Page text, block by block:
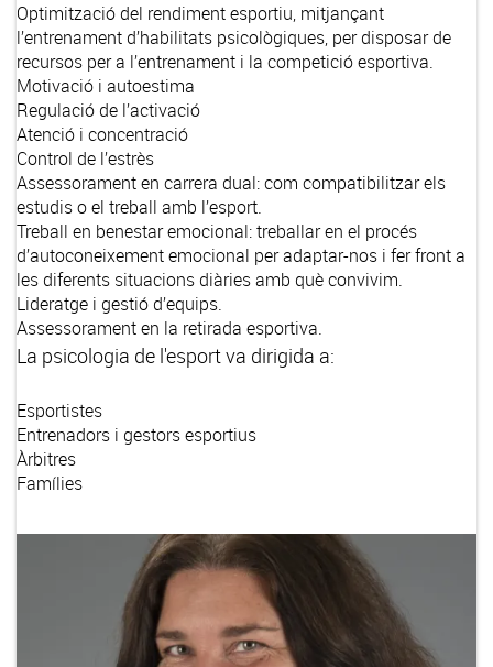
Optimització del rendiment esportiu, mitjançant
l’entrenament d’habilitats psicològiques, per disposar de
recursos per a l’entrenament i la competició esportiva.
Motivació i autoestima
Regulació de l’activació
Atenció i concentració
Control de l’estrès
Assessorament en carrera dual: com compatibilitzar els
estudis o el treball amb l’esport.
Treball en benestar emocional: treballar en el procés
d’autoconeixement emocional per adaptar-nos i fer front a
les diferents situacions diàries amb què convivim.
Lideratge i gestió d’equips.
Assessorament en la retirada esportiva.
La psicologia de l'esport va dirigida a:
Esportistes
Entrenadors i gestors esportius
Àrbitres
Famílies